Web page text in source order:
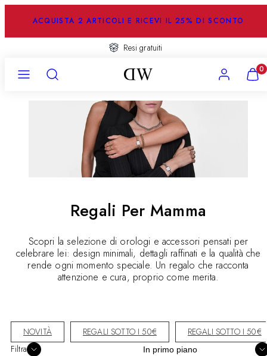
ACQUISTA 2 ARTICOLI E RICEVI IL 25% DI SCONTO
Resi gratuiti
Ricerca Account 0
Regali Per Mamma
Scopri la selezione di orologi e accessori pensati per
celebrare lei: design minimali, dettagli raffinati e la qualità che
rende ogni momento speciale. Un regalo che racconta
attenzione e cura, proprio come merita.
NOVITÀ REGALI SOTTO I 50€
REGALI SOTTO I 50€
Filtra
Ordina